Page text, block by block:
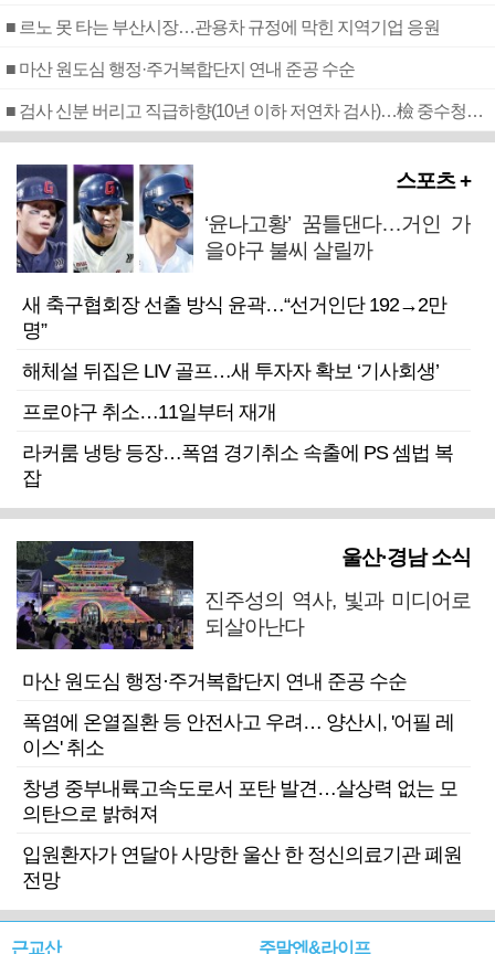
■ 르노 못 타는 부산시장…관용차 규정에 막힌 지역기업 응원
■ 마산 원도심 행정·주거복합단지 연내 준공 수순
■ 검사 신분 버리고 직급하향(10년 이하 저연차 검사)…檢 중수청행 기피
스포츠 +
‘윤나고황’ 꿈틀댄다…거인 가
을야구 불씨 살릴까
새 축구협회장 선출 방식 윤곽…“선거인단 192→2만
명”
해체설 뒤집은 LIV 골프…새 투자자 확보 ‘기사회생’
프로야구 취소…11일부터 재개
라커룸 냉탕 등장…폭염 경기취소 속출에 PS 셈법 복
잡
울산·경남 소식
진주성의 역사, 빛과 미디어로
되살아난다
마산 원도심 행정·주거복합단지 연내 준공 수순
폭염에 온열질환 등 안전사고 우려… 양산시, '어필 레
이스' 취소
창녕 중부내륙고속도로서 포탄 발견…살상력 없는 모
의탄으로 밝혀져
입원환자가 연달아 사망한 울산 한 정신의료기관 폐원
전망
근교산 주말엔&라이프